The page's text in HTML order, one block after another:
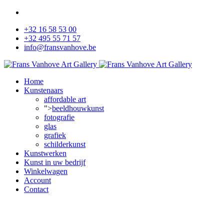
+32 16 58 53 00
+32 495 55 71 57
info@fransvanhove.be
Home
Kunstenaars
affordable art
">beeldhouwkunst
fotografie
glas
grafiek
schilderkunst
Kunstwerken
Kunst in uw bedrijf
Winkelwagen
Account
Contact